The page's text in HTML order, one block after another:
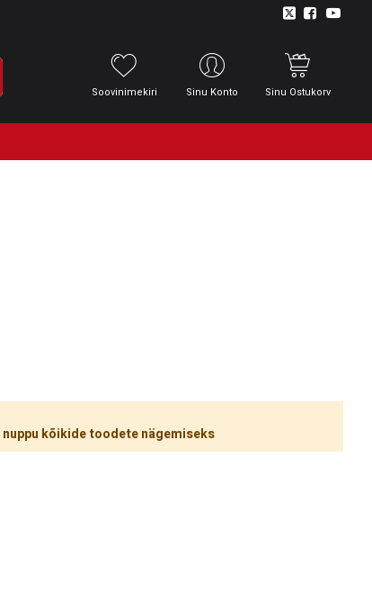
Soovinimekiri Sinu Konto Sinu Ostukorv
kõikide toodete nägemiseks